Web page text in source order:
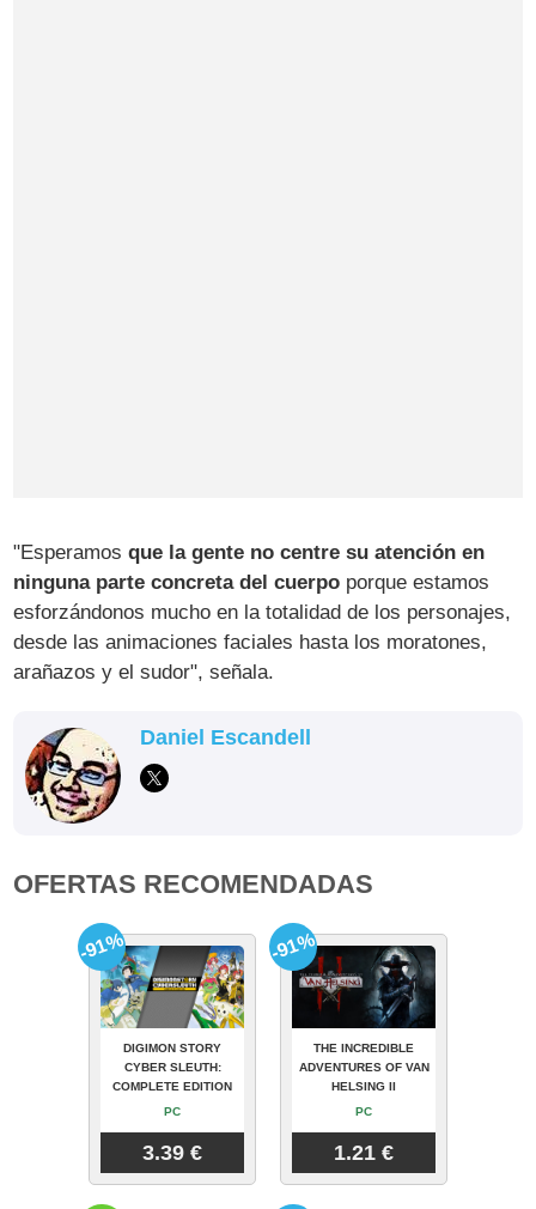
"Esperamosque la gente no centre su atención en
ninguna parte concreta del cuerpo porque estamos
esforzándonos mucho en la totalidad de los personajes,
desde las animaciones faciales hasta los moratones,
arañazos y el sudor", señala.
Daniel Escandell
OFERTAS RECOMENDADAS
DIGIMON STORY
CYBER SLEUTH:
COMPLETE EDITION
PC
3.39 €
-91%
THE INCREDIBLE
ADVENTURES OF VAN
HELSING II
PC
1.21 €
-91%